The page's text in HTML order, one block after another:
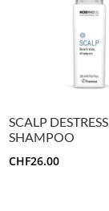
SCALP DESTRESS
SHAMPOO
CHF26.00